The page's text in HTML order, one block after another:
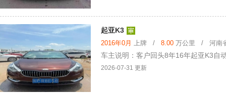
起亚K3
2016年0月 上牌 / 8.00 万公里 / 河南省
车主说明：客户回头8年16年起亚K3自
2026-07-31 更新